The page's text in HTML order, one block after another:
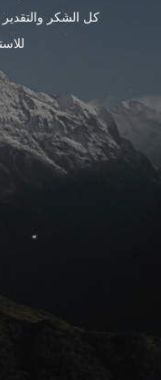
كل الشكر